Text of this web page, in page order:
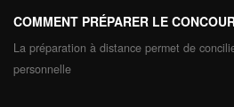
COMMENT PRÉPARER LE
La préparation à distance permet de
personnelle